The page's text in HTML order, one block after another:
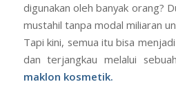
digunakan oleh banyak orang?
mustahil tanpa modal miliaran
Tapi kini, semua itu bisa
dan terjangkau melalui
maklon kosmetik.